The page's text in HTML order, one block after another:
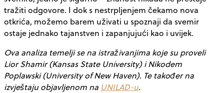
tražiti odgovore. I dok s nestrpljenjem čekamo nova
otkrića, možemo barem uživati u spoznaji da svemir
ostaje jednako tajanstven i zapanjujući kao i uvijek.
Ova analiza temelji se na istraživanjima koje su proveli
Lior Shamir (Kansas State University) i Nikodem
Poplawski (University of New Haven). Te također na
izvještaju objavljenom na UNILAD-u.